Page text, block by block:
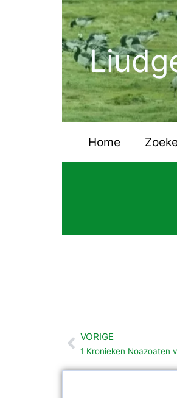
Home
Vorige
VORIGE
1 Kronieken Noazoaten